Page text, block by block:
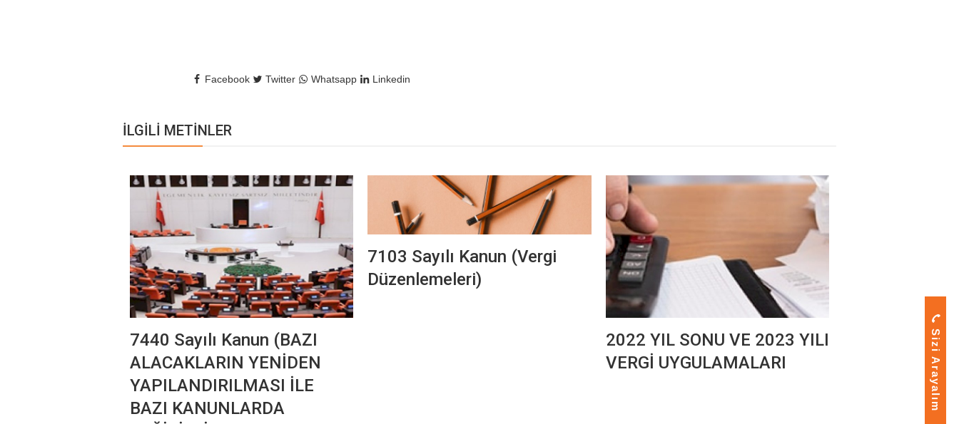
Sizi Arayalım
Facebook Twitter Whatsapp Linkedin
İLGILI METINLER
7440 Sayılı Kanun (BAZI
ALACAKLARIN YENİDEN
YAPILANDIRILMASI İLE
BAZI KANUNLARDA
7103 Sayılı Kanun (Vergi
Düzenlemeleri)
2022 YIL SONU VE 2023 YILI
VERGİ UYGULAMALARI